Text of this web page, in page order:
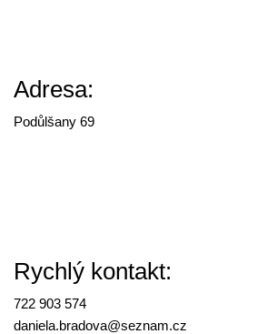
Adresa:
Podůlšany 69
Rychlý kontakt:
722 903 574
daniela.bradova@seznam.cz